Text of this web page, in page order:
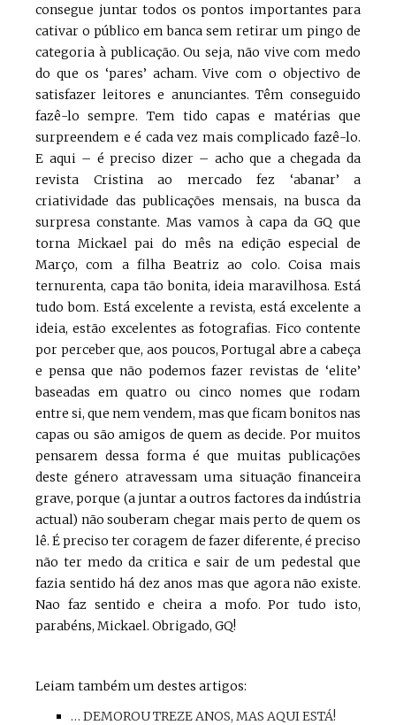
consegue juntar todos os pontos importantes para
cativar o público em banca sem retirar um pingo de
categoria à publicação. Ou seja, não vive com medo
do que os ‘pares’ acham. Vive com o objectivo de
satisfazer leitores e anunciantes. Têm conseguido
fazê-lo sempre. Tem tido capas e matérias que
surpreendem e é cada vez mais complicado fazê-lo.
E aqui – é preciso dizer – acho que a chegada da
revista Cristina ao mercado fez ‘abanar’ a
criatividade das publicações mensais, na busca da
surpresa constante. Mas vamos à capa da GQ que
torna Mickael pai do mês na edição especial de
Março, com a filha Beatriz ao colo. Coisa mais
ternurenta, capa tão bonita, ideia maravilhosa. Está
tudo bom. Está excelente a revista, está excelente a
ideia, estão excelentes as fotografias. Fico contente
por perceber que, aos poucos, Portugal abre a cabeça
e pensa que não podemos fazer revistas de ‘elite’
baseadas em quatro ou cinco nomes que rodam
entre si, que nem vendem, mas que ficam bonitos nas
capas ou são amigos de quem as decide. Por muitos
pensarem dessa forma é que muitas publicações
deste género atravessam uma situação financeira
grave, porque (a juntar a outros factores da indústria
actual) não souberam chegar mais perto de quem os
lê. É preciso ter coragem de fazer diferente, é preciso
não ter medo da critica e sair de um pedestal que
fazia sentido há dez anos mas que agora não existe.
Nao faz sentido e cheira a mofo. Por tudo isto,
parabéns, Mickael. Obrigado, GQ!
Leiam também um destes artigos:
… DEMOROU TREZE ANOS, MAS AQUI ESTÁ!